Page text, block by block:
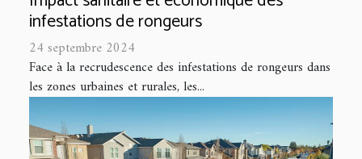
infestations de rongeurs
24 septembre 2024
Face à la recrudescence des infestations de rongeurs dans
les zones urbaines et rurales, les...